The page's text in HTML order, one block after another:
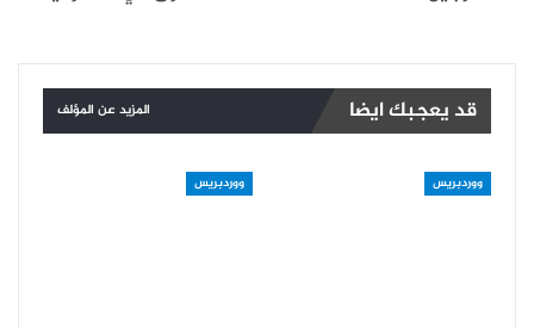
قد يعجبك ايضا المزيد عن المؤلف
ووردبريس ووردبريس